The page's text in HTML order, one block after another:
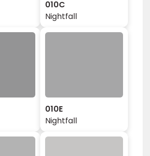
010C
Nightfall
010E
Nightfall